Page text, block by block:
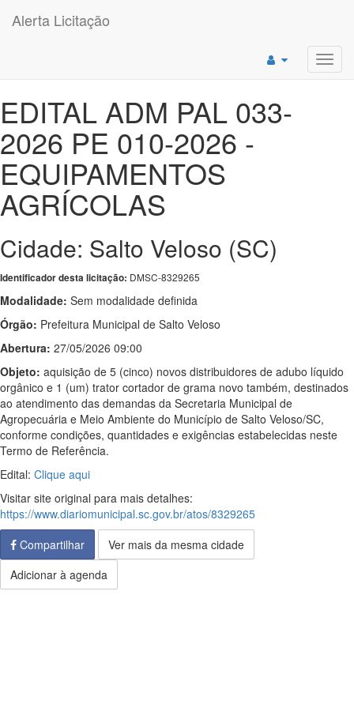
Alerta Licitação
EDITAL ADM PAL 033-
2026 PE 010-2026 -
EQUIPAMENTOS
AGRÍCOLAS
Cidade: Salto Veloso (SC)
Identificador desta licitação: DMSC-8329265
Modalidade: Sem modalidade definida
Órgão: Prefeitura Municipal de Salto Veloso
Abertura: 27/05/2026 09:00
Objeto: aquisição de 5 (cinco) novos distribuidores de adubo líquido
orgânico e 1 (um) trator cortador de grama novo também, destinados
ao atendimento das demandas da Secretaria Municipal de
Agropecuária e Meio Ambiente do Município de Salto Veloso/SC,
conforme condições, quantidades e exigências estabelecidas neste
Termo de Referência.
Edital: Clique aqui
Visitar site original para mais detalhes:
https://www.diariomunicipal.sc.gov.br/atos/8329265
Compartilhar
Ver mais da mesma cidade
Adicionar à agenda